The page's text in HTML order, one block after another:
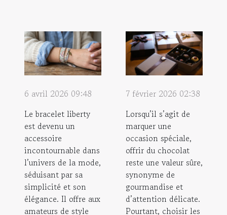
6 avril 2026 09:48
Le bracelet liberty
est devenu un
accessoire
incontournable dans
l’univers de la mode,
séduisant par sa
simplicité et son
élégance. Il offre aux
amateurs de style
7 février 2026 02:38
Lorsqu’il s’agit de
marquer une
occasion spéciale,
offrir du chocolat
reste une valeur sûre,
synonyme de
gourmandise et
d’attention délicate.
Pourtant, choisir les